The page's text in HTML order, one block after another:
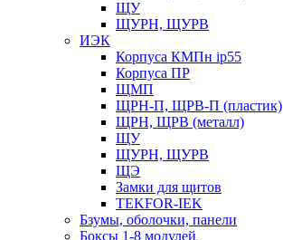
ЩУ
ЩУРН, ЩУРВ
ИЭК
Корпуса КМПн ip55
Корпуса ПР
ЩМП
ЩРН-П, ЩРВ-П (пластик)
ЩРН, ЩРВ (металл)
ЩУ
ЩУРН, ЩУРВ
ЩЭ
Замки для щитов
TEKFOR-IEK
Бзумы, оболочки, панели
Боксы 1-8 модулей